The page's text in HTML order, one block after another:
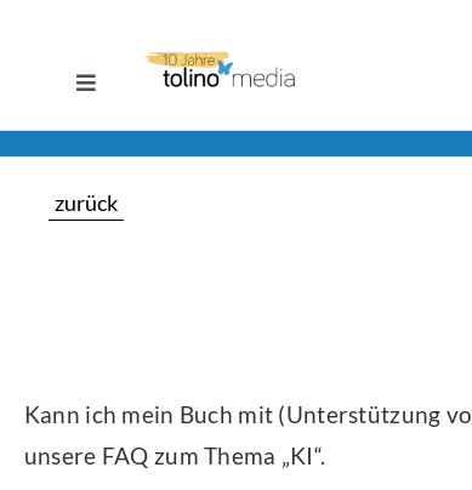
Toggle
Selfpublishing
eBook
Über uns
zurück
Kann ich mein Buch mit (Unterstützung
unsere FAQ zum Thema „KI“.